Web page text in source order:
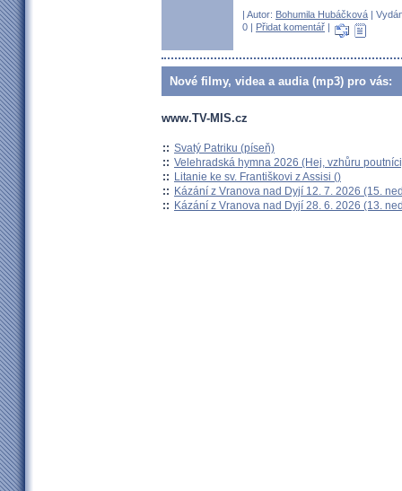
| Autor: Bohumila Hubáčková |
0 | Přidat komentář |
Nové filmy, videa a audia (mp3) pro vás:
www.TV-MIS.cz
:: Svatý Patriku (píseň)
:: Velehradská hymna 2026 (Hej, vzhůru
:: Litanie ke sv. Františkovi z Assisi ()
:: Kázání z Vranova nad Dyjí 12. 7. 2026 (15.
:: Kázání z Vranova nad Dyjí 28. 6. 2026 (13.